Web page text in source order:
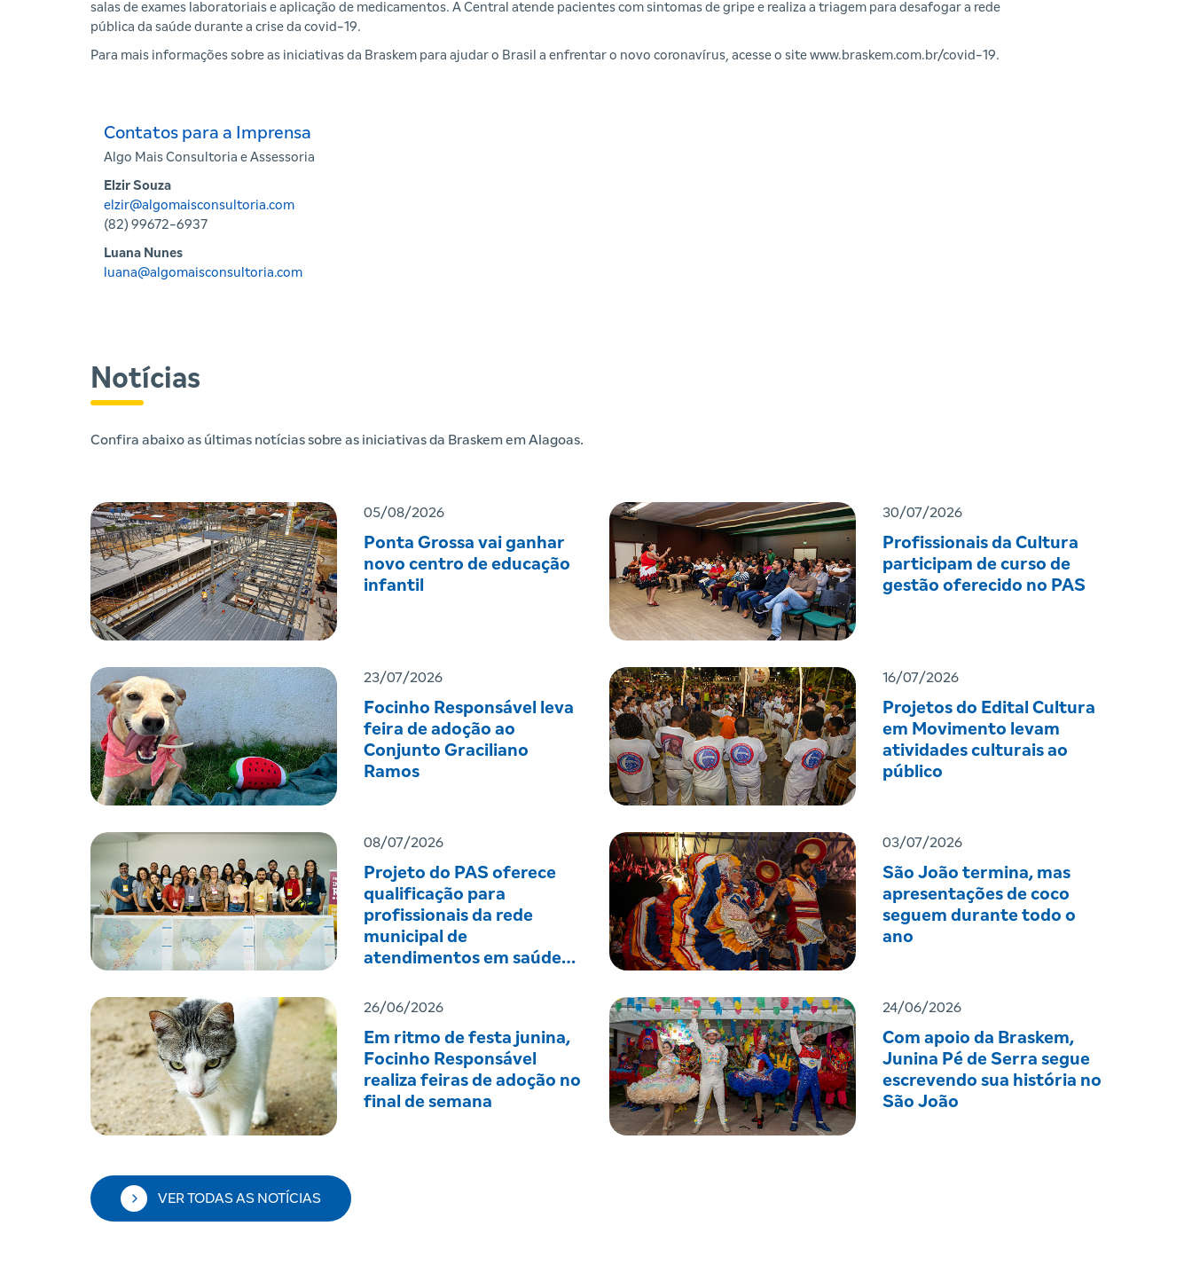
salas de exames laboratoriais e aplicação de medicamentos. A Central atende pacientes com sintomas de gripe e realiza a triagem para desafogar a rede
pública da saúde durante a crise da covid-19.
Para mais informações sobre as iniciativas da Braskem para ajudar o Brasil a enfrentar o novo coronavírus, acesse o site www.braskem.com.br/covid-19.
Contatos para a Imprensa
Algo Mais Consultoria e Assessoria
Elzir Souza
elzir@algomaisconsultoria.com
(82) 99672-6937
Luana Nunes
luana@algomaisconsultoria.com
Notícias
Confira abaixo as últimas notícias sobre as iniciativas da Braskem em Alagoas.
05/08/2026
Ponta Grossa vai ganhar
novo centro de educação
infantil
30/07/2026
Profissionais da Cultura
participam de curso de
gestão oferecido no PAS
23/07/2026
Focinho Responsável leva
feira de adoção ao
Conjunto Graciliano
Ramos
16/07/2026
Projetos do Edital Cultura
em Movimento levam
atividades culturais ao
público
08/07/2026
Projeto do PAS oferece
qualificação para
profissionais da rede
municipal de
atendimentos em saúde
03/07/2026
São João termina, mas
apresentações de coco
seguem durante todo o
ano
26/06/2026
Em ritmo de festa junina,
Focinho Responsável
realiza feiras de adoção no
final de semana
24/06/2026
Com apoio da Braskem,
Junina Pé de Serra segue
escrevendo sua história no
São João
VER TODAS AS NOTÍCIAS